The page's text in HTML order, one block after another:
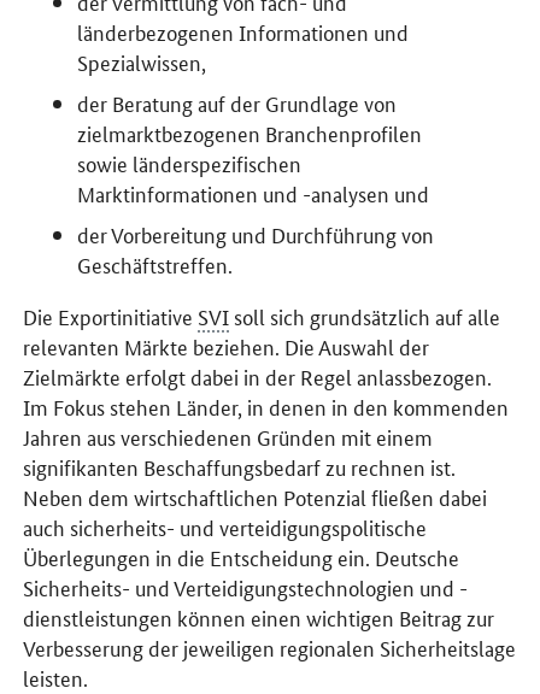
länderbezogenen Informationen und
Spezialwissen,
der Beratung auf der Grundlage von
zielmarktbezogenen Branchenprofilen
sowie länderspezifischen
Marktinformationen und -analysen und
der Vorbereitung und Durchführung von
Geschäftstreffen.
Die Exportinitiative SVI soll sich grundsätzlich auf alle
relevanten Märkte beziehen. Die Auswahl der
Zielmärkte erfolgt dabei in der Regel anlassbezogen.
Im Fokus stehen Länder, in denen in den kommenden
Jahren aus verschiedenen Gründen mit einem
signifikanten Beschaffungsbedarf zu rechnen ist.
Neben dem wirtschaftlichen Potenzial fließen dabei
auch sicherheits- und verteidigungspolitische
Überlegungen in die Entscheidung ein. Deutsche
Sicherheits- und Verteidigungstechnologien und -
dienstleistungen können einen wichtigen Beitrag zur
Verbesserung der jeweiligen regionalen Sicherheitslage
leisten.